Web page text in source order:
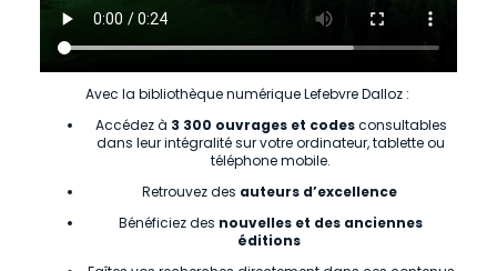
Avec la bibliothèque numérique Lefebvre Dalloz :
Accédez à 3 300 ouvrages et codesconsultables
dans leur intégralité sur votre ordinateur, tablette ou
téléphone mobile.
Retrouvez des auteurs d’excellence
Bénéficiez des nouvelles et des anciennes
éditions